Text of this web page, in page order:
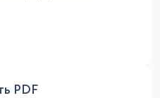
PDF